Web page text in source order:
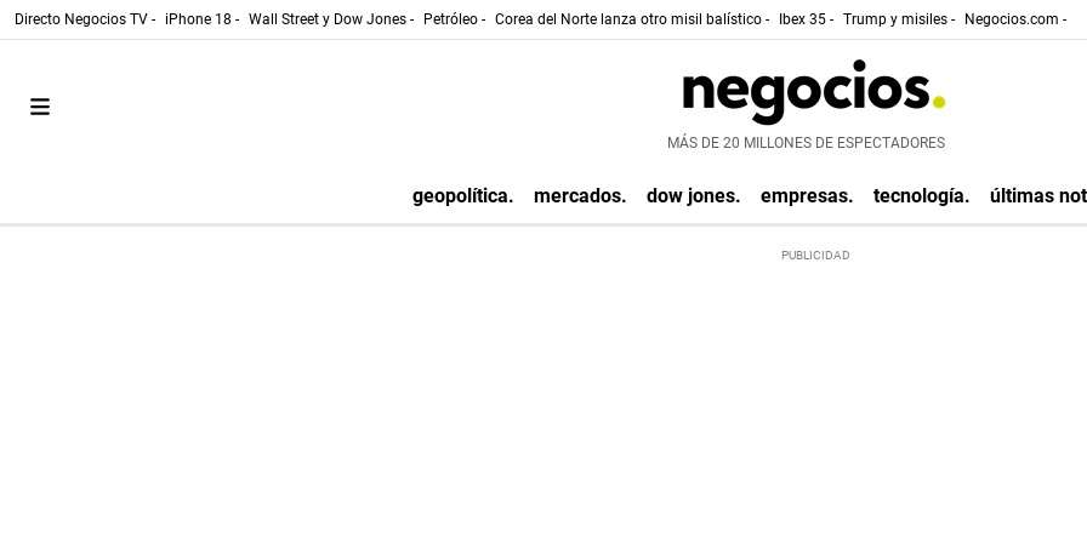
Directo Negocios TV - iPhone 18 - Wall Street y Dow Jones - Petróleo - Corea del Norte lanza otro misil balístico - Ibex 35 - Trump y misiles - Negocios.com -
MÁS DE 20 MILLONES DE ESPECTADORES
geopolítica. mercados. dow jones. empresas. tecnología. últimas